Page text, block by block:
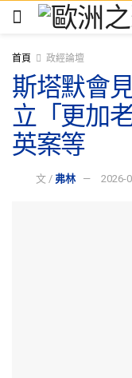
首頁 政經論壇
斯塔默會
立「更加
英案等
文 / 弗林 2026-